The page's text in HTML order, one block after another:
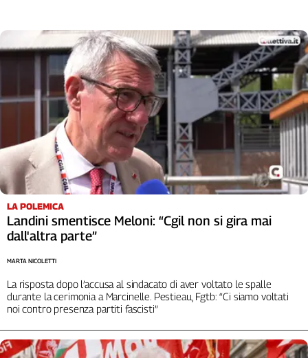
LA POLEMICA
Landini smentisce Meloni: “Cgil non si gira mai
dall'altra parte”
La risposta dopo l’accusa al sindacato di aver voltato le spalle
durante la cerimonia a Marcinelle. Pestieau, Fgtb: “Ci siamo voltati
noi contro presenza partiti fascisti”
MARTA NICOLETTI